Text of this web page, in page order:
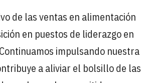
de las ventas en alimentación
en puestos de liderazgo en
impulsando nuestra
a aliviar el bolsillo de las